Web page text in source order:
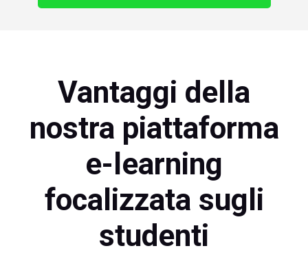
Vantaggi della
nostra piattaforma
e-learning
focalizzata sugli
studenti